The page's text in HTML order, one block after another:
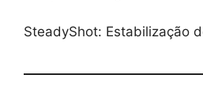
SteadyShot: Estabilização